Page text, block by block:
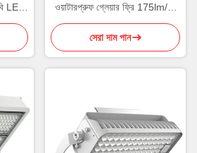
LED
ওয়াটারপ্রুফ গ্লেয়ার ফ্রি 175lm/W
হাই মাস্ট পোল
সেরা দাম পান